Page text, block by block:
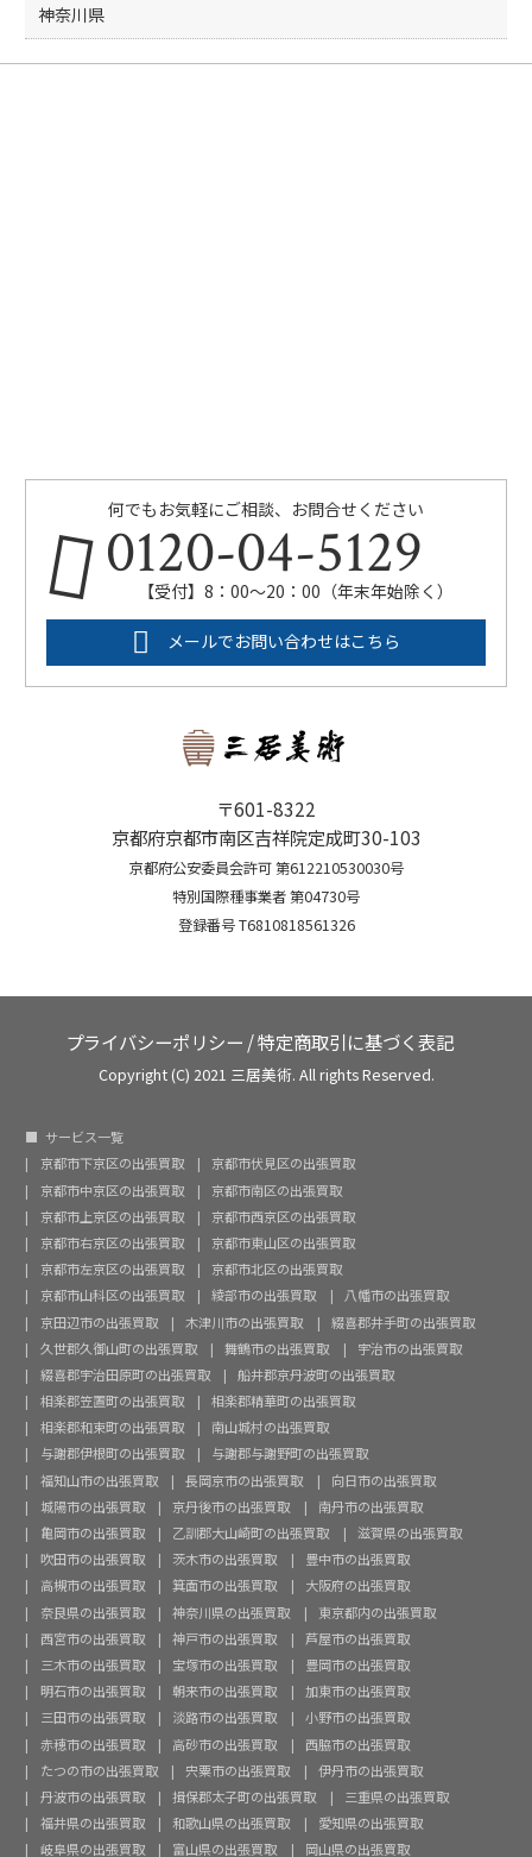
神奈川県
何でもお気軽にご相談、お問合せください
0120-04-5129
【受付】8：00～20：00（年末年始除く）
メールでお問い合わせはこちら
〒601-8322
京都府京都市南区吉祥院定成町30-103
京都府公安委員会許可 第612210530030号
特別国際種事業者 第04730号
登録番号 T6810818561326
プライバシーポリシー /特定商取引に基づく表記
Copyright (C) 2021 三居美術. All rights Reserved.
サービス一覧
京都市下京区の出張買取
京都市伏見区の出張買取
京都市中京区の出張買取
京都市南区の出張買取
京都市上京区の出張買取
京都市西京区の出張買取
京都市右京区の出張買取
京都市東山区の出張買取
京都市左京区の出張買取
京都市北区の出張買取
京都市山科区の出張買取
綾部市の出張買取
八幡市の出張買取
京田辺市の出張買取
木津川市の出張買取
綴喜郡井手町の出張買取
久世郡久御山町の出張買取
舞鶴市の出張買取
宇治市の出張買取
綴喜郡宇治田原町の出張買取
船井郡京丹波町の出張買取
相楽郡笠置町の出張買取
相楽郡精華町の出張買取
相楽郡和束町の出張買取
南山城村の出張買取
与謝郡伊根町の出張買取
与謝郡与謝野町の出張買取
福知山市の出張買取
長岡京市の出張買取
向日市の出張買取
城陽市の出張買取
京丹後市の出張買取
南丹市の出張買取
亀岡市の出張買取
乙訓郡大山崎町の出張買取
滋賀県の出張買取
吹田市の出張買取
茨木市の出張買取
豊中市の出張買取
高槻市の出張買取
箕面市の出張買取
大阪府の出張買取
奈良県の出張買取
神奈川県の出張買取
東京都内の出張買取
西宮市の出張買取
神戸市の出張買取
芦屋市の出張買取
三木市の出張買取
宝塚市の出張買取
豊岡市の出張買取
明石市の出張買取
朝来市の出張買取
加東市の出張買取
三田市の出張買取
淡路市の出張買取
小野市の出張買取
赤穂市の出張買取
高砂市の出張買取
西脇市の出張買取
たつの市の出張買取
宍粟市の出張買取
伊丹市の出張買取
丹波市の出張買取
揖保郡太子町の出張買取
三重県の出張買取
福井県の出張買取
和歌山県の出張買取
愛知県の出張買取
岐阜県の出張買取
富山県の出張買取 岡山県の出張買取